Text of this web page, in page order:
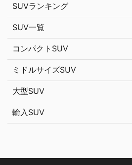
SUVランキング
SUV一覧
コンパクトSUV
ミドルサイズSUV
大型SUV
輸入SUV